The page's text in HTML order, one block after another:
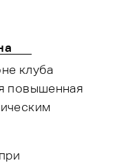
клуба
повышенная